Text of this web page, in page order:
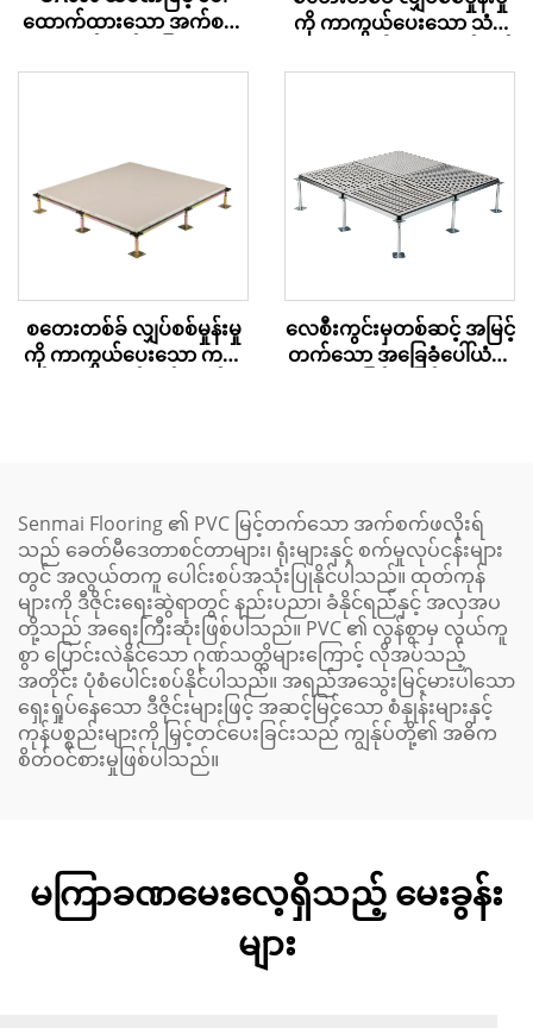
ထောက်ထားသော အက်စက်
ကို ကာကွယ်ပေးသော သံမ
စ် ကုန်းမြေ – PVC
စတေးတစ်ခ် လျှပ်စစ်မှုန်းမှု
ကို ကာကွယ်ပေးသော ကယ်
လေစီးကွင်းမှတစ်ဆင့် အမြင့်
တက်သော အခြေခံပေါ်ယံအ
Senmai Flooring ၏ PVC မြင့်တက်သော အက်စက်ဖလိုးရ်
သည် ခေတ်မီဒေတာစင်တာများ၊ ရုံးများနှင့် စက်မှုလုပ်ငန်းများ
တွင် အလွယ်တကူ ပေါင်းစပ်အသုံးပြုနိုင်ပါသည်။ ထုတ်ကုန်
များကို ဒီဇိုင်းရေးဆွဲရာတွင် နည်းပညာ၊ ခံနိုင်ရည်နှင့် အလှအပ
တို့သည် အရေးကြီးဆုံးဖြစ်ပါသည်။ PVC ၏ လွန်စွာမှ လွယ်ကူ
စွာ ပြောင်းလဲနိုင်သော ဂုဏ်သတ္တိများကြောင့် လိုအပ်သည့်
အတိုင်း ပုံစံပေါင်းစပ်နိုင်ပါသည်။ အရည်အသွေးမြင့်မားပါသော
ရှေးရှုပ်နေသော ဒီဇိုင်းများဖြင့် အဆင့်မြင့်သော စံနှုန်းများနှင့်
ကုန်ပစ္စည်းများကို မြှင့်တင်ပေးခြင်းသည် ကျွန်ုပ်တို့၏ အဓိက
စိတ်ဝင်စားမှုဖြစ်ပါသည်။
မကြာခဏမေးလေ့ရှိသည့် မေးခွန်း
များ